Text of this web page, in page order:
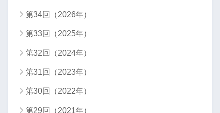
第34回（2026年）
第33回（2025年）
第32回（2024年）
第31回（2023年）
第30回（2022年）
第29回（2021年）